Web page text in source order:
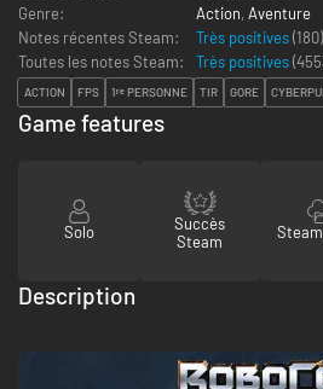
Genre:
Action, Aventure
Notes récentes Steam:
Très positives(180)
Toutes les notes Steam:
Très positives(
ACTION FPS 1ʳᵉ PERSONNE TIR GORE
Game features
Solo
Succès
Steam
Description